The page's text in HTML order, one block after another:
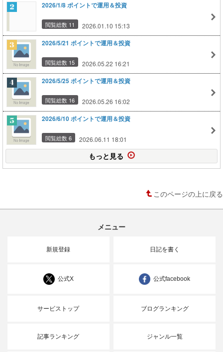
2026/1/8 ポイントで運用＆投資
閲覧総数 11 2026.01.10 15:13
2026/5/21 ポイントで運用＆投資
閲覧総数 15 2026.05.22 16:21
2026/5/25 ポイントで運用＆投資
閲覧総数 16 2026.05.26 16:02
2026/6/10 ポイントで運用＆投資
閲覧総数 6 2026.06.11 18:01
もっと見る
このページの上に戻る
メニュー
新規登録 日記を書く
公式X 公式facebook
サービストップ ブログランキング
記事ランキング ジャンル一覧